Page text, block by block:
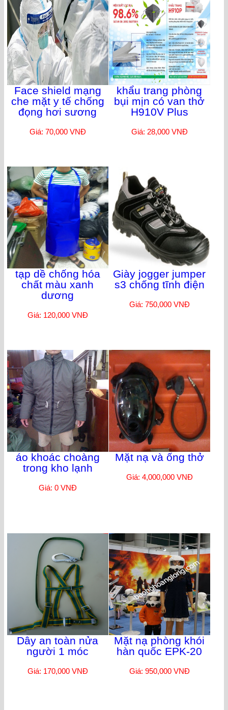
Face shield mạng
che mặt y tế chống
đọng hơi sương
Giá: 70,000 VNĐ
khẩu trang phòng
bụi mịn có van thở
H910V Plus
Giá: 28,000 VNĐ
tạp dề chống hóa
chất màu xanh
dương
Giá: 120,000 VNĐ
Giày jogger jumper
s3 chống tĩnh điện
Giá: 750,000 VNĐ
áo khoác choàng
trong kho lạnh
Giá: 0 VNĐ
Mặt nạ và ống thở
Giá: 4,000,000 VNĐ
Dây an toàn nửa
người 1 móc
Giá: 170,000 VNĐ
Mặt nạ phòng khói
hàn quốc EPK-20
Giá: 950,000 VNĐ